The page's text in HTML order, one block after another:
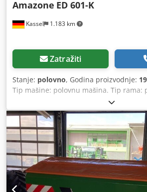
Kassel 1.183 km
Amazone ED 601-K
Zatražiti
Stanje: polovno, Godina proizvodnje:
Tip mašine: polovnu mašina. Tip rama:
za đubrenje / puž za đubrivo / Csdsr